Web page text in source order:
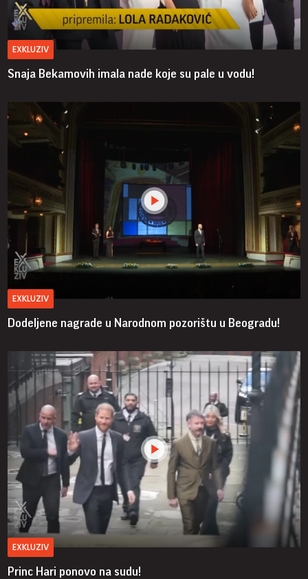
EXKLUZIV
Snaja Bekamovih imala nade koje su pale u vodu!
EXKLUZIV
Dodeljene nagrade u Narodnom pozorištu u Beogradu!
EXKLUZIV
Princ Hari ponovo na sudu!